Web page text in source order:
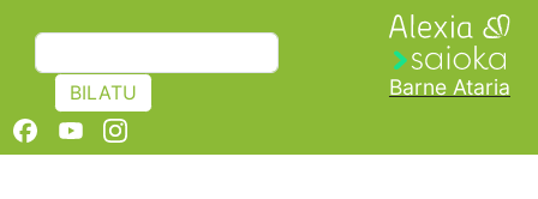
BILATU
BILATU Barne Ataria